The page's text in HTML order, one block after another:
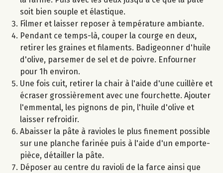
soit bien souple et élastique.
Filmer et laisser reposer à température ambiante.
Pendant ce temps-là, couper la courge en deux,
retirer les graines et filaments. Badigeonner d'huile
d'olive, parsemer de sel et de poivre. Enfourner
pour 1h environ.
Une fois cuit, retirer la chair à l'aide d'une cuillère et
écraser grossièrement avec une fourchette. Ajouter
l'emmental, les pignons de pin, l'huile d'olive et
laisser refroidir.
Abaisser la pâte à ravioles le plus finement possible
sur une planche farinée puis à l'aide d'un emporte-
pièce, détailler la pâte.
Déposer au centre du ravioli de la farce ainsi que